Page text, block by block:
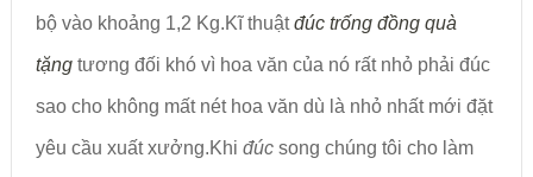
bộ vào khoảng 1,2 Kg.Kĩ thuật đúc trống đồng quà
tặngtương đối khó vì hoa văn của nó rất nhỏ phải đúc
sao cho không mất nét hoa văn dù là nhỏ nhất mới đặt
yêu cầu xuất xưởng.Khi đúcsong chúng tôi cho làm